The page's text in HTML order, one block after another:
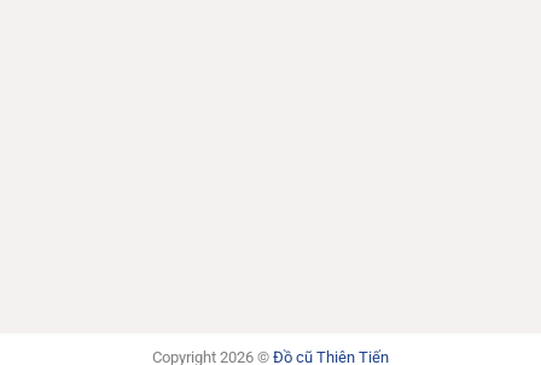
Copyright 2026 © Đồ cũ Thiên Tiến